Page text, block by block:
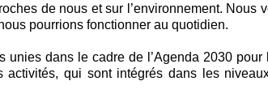
de nous et sur l’environnement. Nous
pourrions fonctionner au quotidien.
dans le cadre de l’Agenda 2030 pour
qui sont intégrés dans les